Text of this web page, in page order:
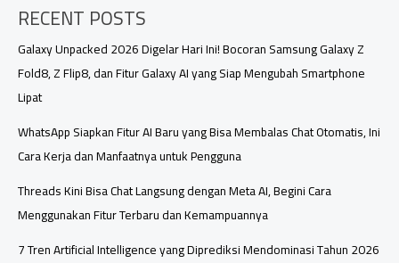
Ini,
Punya
Banyak
Fitur
Seru
dan
Pastinya
Gratis
RECENT POSTS
Galaxy Unpacked 2026 Digelar Hari Ini! Bocoran Samsung Galaxy Z
Fold8, Z Flip8, dan Fitur Galaxy AI yang Siap Mengubah Smartphone
Lipat
WhatsApp Siapkan Fitur AI Baru yang Bisa Membalas Chat Otomatis, Ini
Cara Kerja dan Manfaatnya untuk Pengguna
Threads Kini Bisa Chat Langsung dengan Meta AI, Begini Cara
Menggunakan Fitur Terbaru dan Kemampuannya
7 Tren Artificial Intelligence yang Diprediksi Mendominasi Tahun 2026